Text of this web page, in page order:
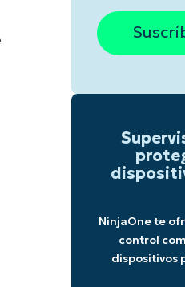
NinjaOne te
control
dispositivos